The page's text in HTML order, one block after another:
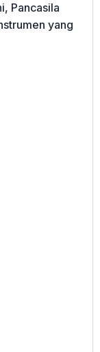
Pancasila
yang